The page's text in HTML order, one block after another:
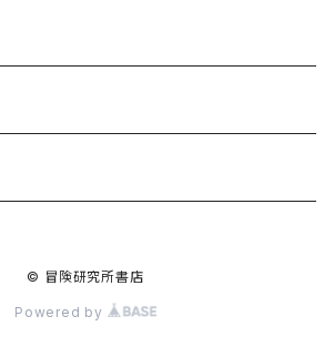
© 冒険研究所書店
Powered by